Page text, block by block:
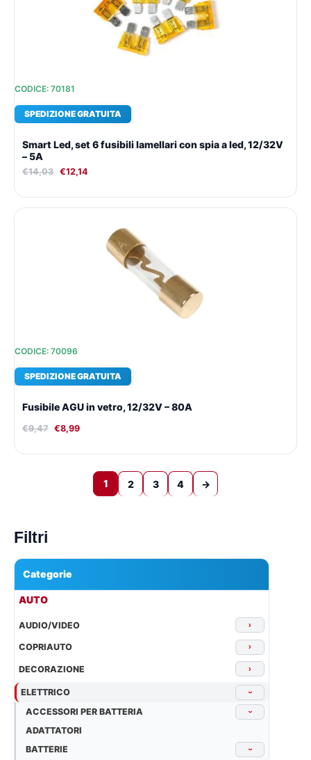
Filtri
Categorie
AUTO
AUDIO/VIDEO ›
COPRIAUTO ›
DECORAZIONE ›
ELETTRICO ›
ACCESSORI PER BATTERIA ›
ADATTATORI
BATTERIE
›
CODICE: 70181
SPEDIZIONE GRATUITA
Smart Led, set 6 fusibili lamellari con spia a led, 12/32V
– 5A
€14,03 €12,14
CODICE: 70096
SPEDIZIONE GRATUITA
Fusibile AGU in vetro, 12/32V – 80A
€9,47 €8,99
attuale
1 2 3 4 →